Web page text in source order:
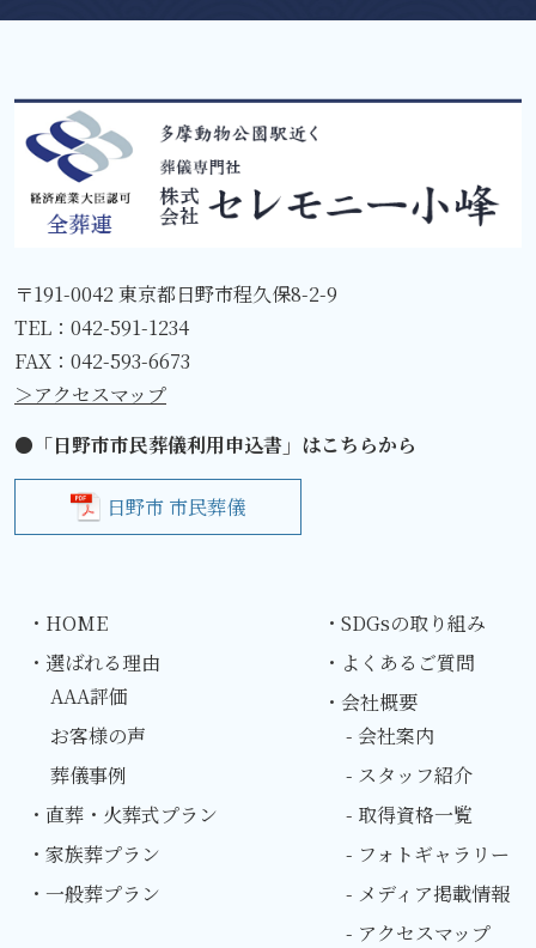
〒191-0042 東京都日野市程久保8-2-9
TEL： 042-591-1234
FAX：042-593-6673
＞アクセスマップ
●「日野市市民葬儀利用申込書」はこちらから
日野市 市民葬儀
・HOME
・選ばれる理由
AAA評価
お客様の声
葬儀事例
・直葬・火葬式プラン
・家族葬プラン
・一般葬プラン
・SDGsの取り組み
・よくあるご質問
・会社概要
- 会社案内
- スタッフ紹介
- 取得資格一覧
- フォトギャラリー
- メディア掲載情報
- アクセスマップ